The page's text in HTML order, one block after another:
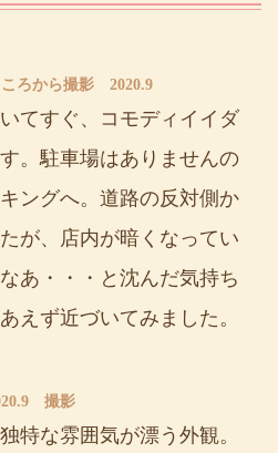
ろから撮影 2020.9
てすぐ、コモディイイダ
。駐車場はありませんの
ングへ。道路の反対側か
が、店内が暗くなってい
あ・・・と沈んだ気持ち
えず近づいてみました。
撮影
特な雰囲気が漂う外観。